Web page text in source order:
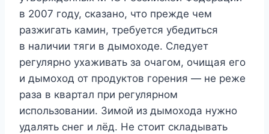
в 2007 году, сказано, что прежде чем
разжигать камин, требуется убедиться
в наличии тяги в дымоходе. Следует
регулярно ухаживать за очагом, очищая его
и дымоход от продуктов горения — не реже
раза в квартал при регулярном
использовании. Зимой из дымохода нужно
удалять снег и лёд. Не стоит складывать